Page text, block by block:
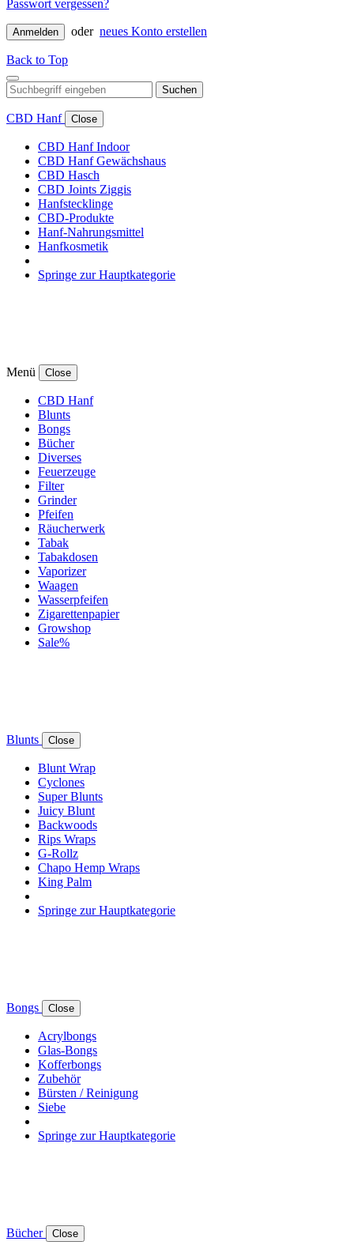
Passwort vergessen?
Anmelden oder neues Konto erstellen
Back to Top
Suchen
CBD Hanf Close
CBD Hanf Indoor
CBD Hanf Gewächshaus
CBD Hasch
CBD Joints Ziggis
Hanfstecklinge
CBD-Produkte
Hanf-Nahrungsmittel
Hanfkosmetik
Springe zur Hauptkategorie
Menü Close
CBD Hanf
Blunts
Bongs
Bücher
Diverses
Feuerzeuge
Filter
Grinder
Pfeifen
Räucherwerk
Tabak
Tabakdosen
Vaporizer
Waagen
Wasserpfeifen
Zigarettenpapier
Growshop
Sale%
Blunts Close
Blunt Wrap
Cyclones
Super Blunts
Juicy Blunt
Backwoods
Rips Wraps
G-Rollz
Chapo Hemp Wraps
King Palm
Springe zur Hauptkategorie
Bongs Close
Acrylbongs
Glas-Bongs
Kofferbongs
Zubehör
Bürsten / Reinigung
Siebe
Springe zur Hauptkategorie
Bücher Close